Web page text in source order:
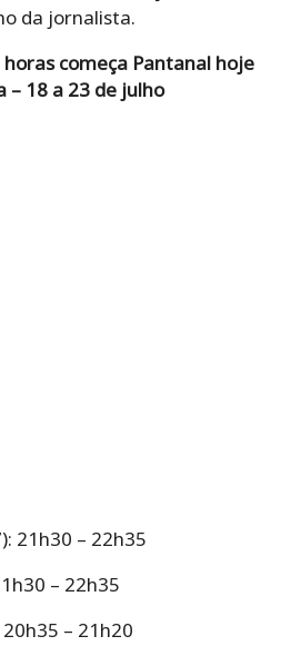
da jornalista.
começa Pantanal hoje
– 18 a 23 de julho
21h30 – 22h35
– 22h35
– 21h20